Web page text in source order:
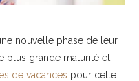
nouvelle phase de leur
plus grande maturité et
de vacances pour cette